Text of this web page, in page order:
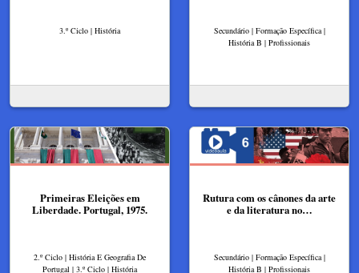
3.º Ciclo | História
Secundário | Formação Específica |
História B | Profissionais
Primeiras Eleições em
Liberdade. Portugal, 1975.
2.º Ciclo | História E Geografia De
Portugal | 3.º Ciclo | História
Rutura com os cânones da arte
e da literatura no…
Secundário | Formação Específica |
História B | Profissionais